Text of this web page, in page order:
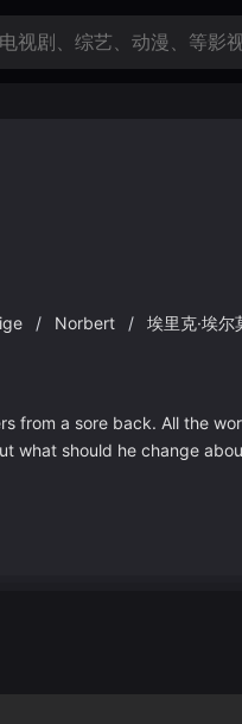
/ Norbert / 埃里克·埃尔
from a sore back. All the
what should he change